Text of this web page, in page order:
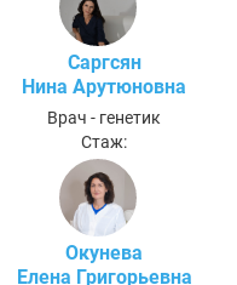
Саргсян
Нина Арутюновна
Врач - генетик
Стаж:
Окунева
Елена Григорьевна